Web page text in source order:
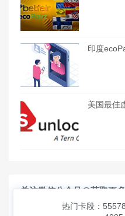
印度
美国最佳
关注微信公众号@获取更
热门卡段：